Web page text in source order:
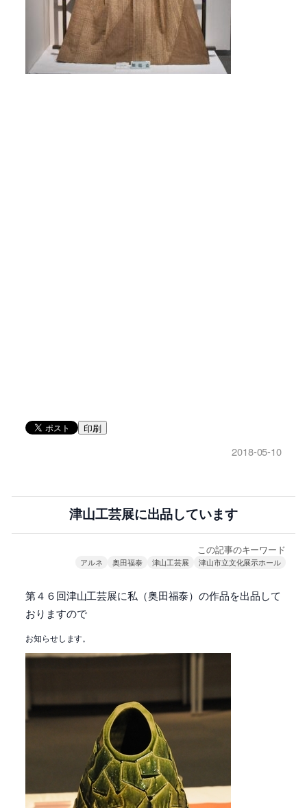
印刷
2018-05-10
津山工芸展に出品しています
この記事のキーワード
アルネ 奥田福泰 津山工芸展 津山市立文化展示ホール
第４６回津山工芸展に私（奥田福泰）の作品を出品して
おりますので
お知らせします。